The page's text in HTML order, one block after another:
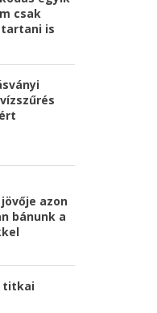
csak
is
azon
bánunk a
titkai